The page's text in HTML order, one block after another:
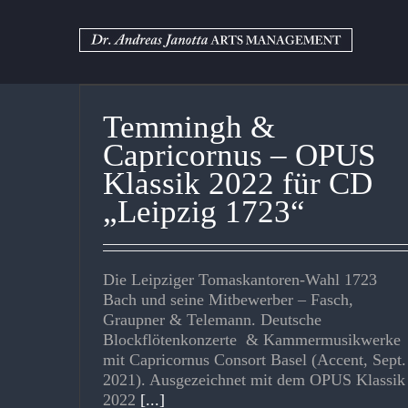
Temmingh &
Capricornus – OPUS
Klassik 2022 für CD
„Leipzig 1723“
Die Leipziger Tomaskantoren-Wahl 1723
Bach und seine Mitbewerber – Fasch,
Graupner & Telemann. Deutsche
Blockflötenkonzerte & Kammermusikwerke
mit Capricornus Consort Basel (Accent, Sept.
2021). Ausgezeichnet mit dem OPUS Klassik
2022 [...]